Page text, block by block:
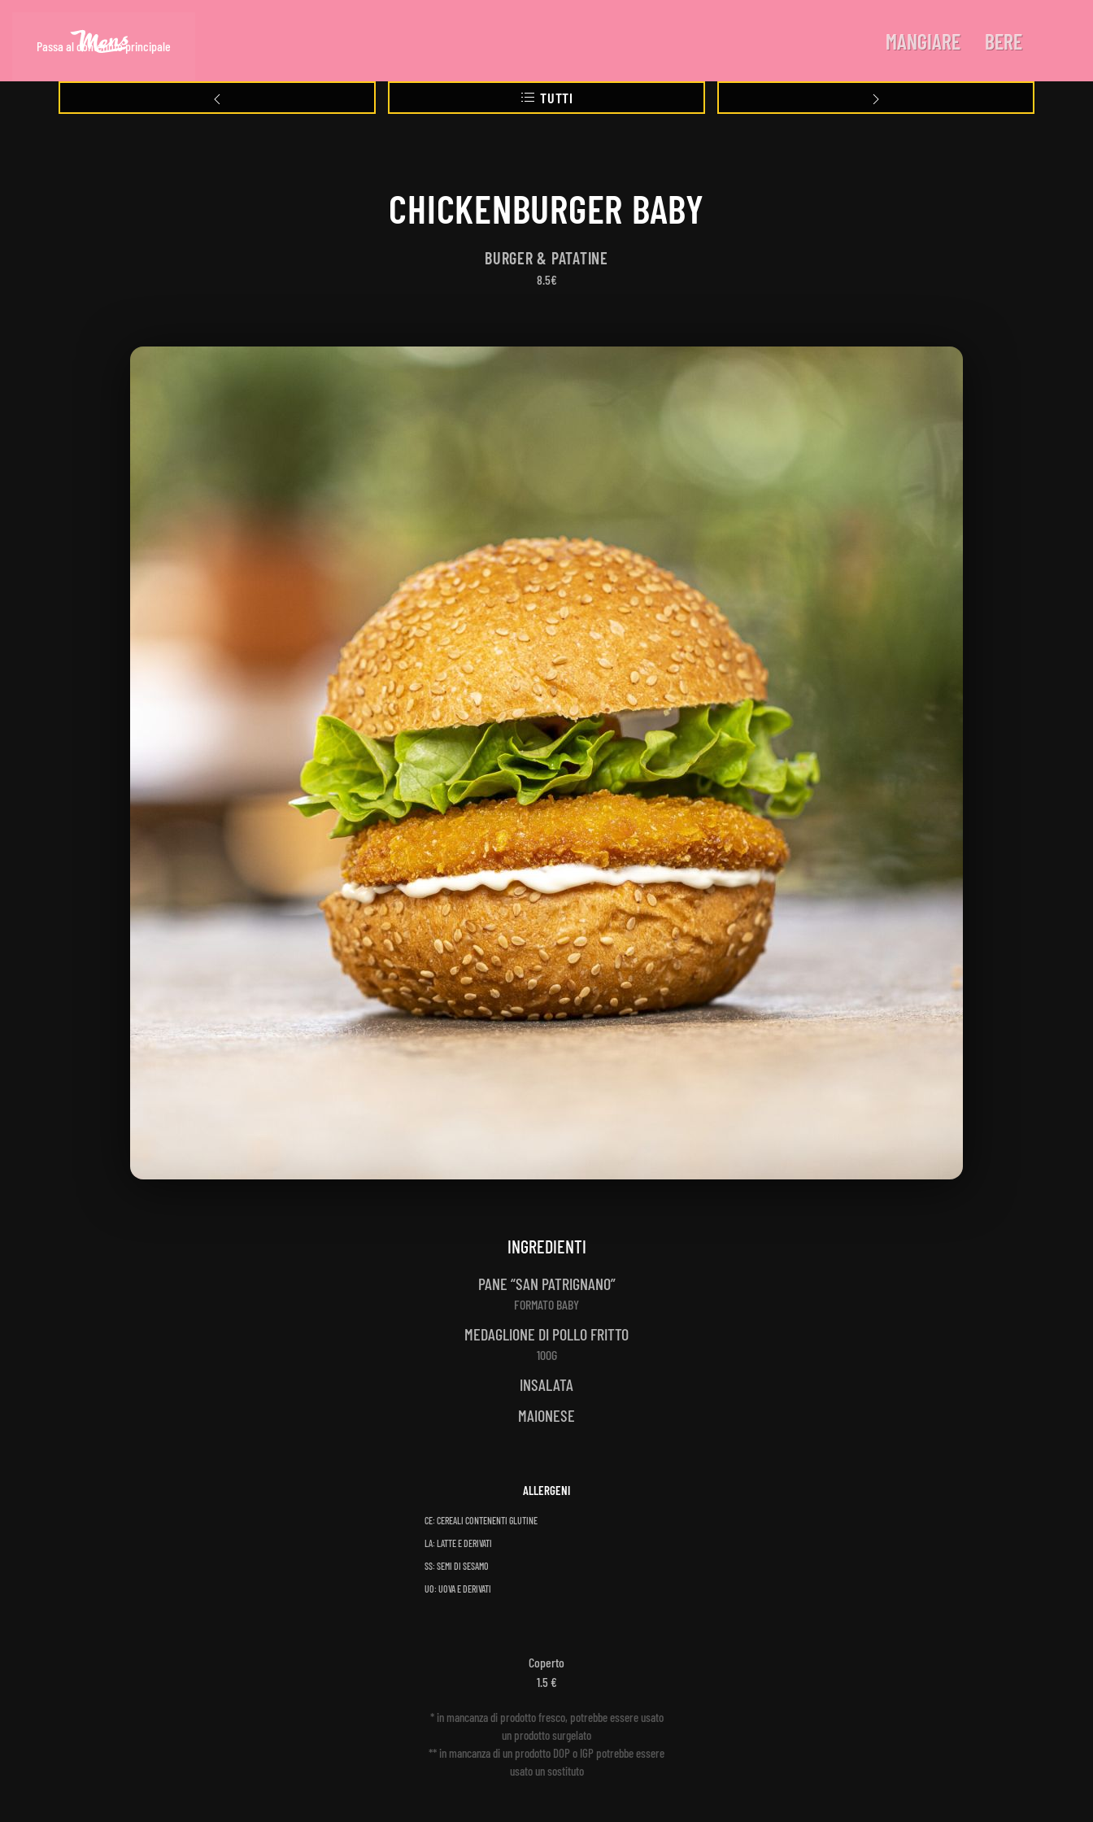
Passa al contenuto principale MANGIARE BERE
TUTTI
CHICKENBURGER BABY
BURGER & PATATINE
8.5€
INGREDIENTI
PANE “SAN PATRIGNANO”
FORMATO BABY
MEDAGLIONE DI POLLO FRITTO
100G
INSALATA
MAIONESE
ALLERGENI
CE: CEREALI CONTENENTI GLUTINE
LA: LATTE E DERIVATI
SS: SEMI DI SESAMO
UO: UOVA E DERIVATI
Coperto
1.5 €
* in mancanza di prodotto fresco, potrebbe essere usato
un prodotto surgelato
** in mancanza di un prodotto DOP o IGP potrebbe essere
usato un sostituto